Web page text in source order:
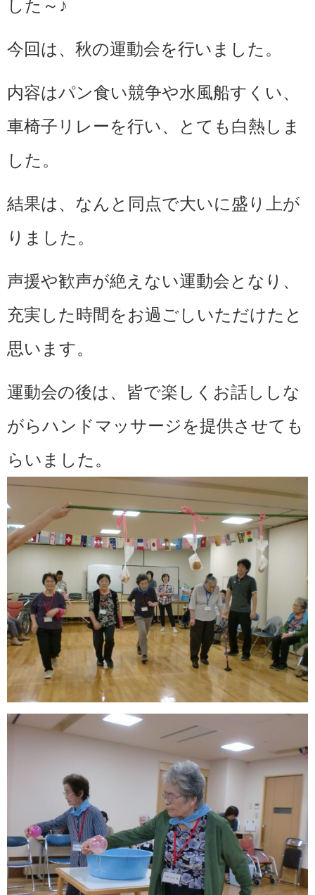
した～♪
今回は、秋の運動会を行いました。
内容はパン食い競争や水風船すくい、
車椅子リレーを行い、とても白熱しま
した。
結果は、なんと同点で大いに盛り上が
りました。
声援や歓声が絶えない運動会となり、
充実した時間をお過ごしいただけたと
思います。
運動会の後は、皆で楽しくお話ししな
がらハンドマッサージを提供させても
らいました。